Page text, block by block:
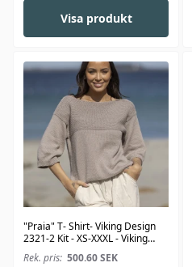
Visa produkt
"Praia" T- Shirt- Viking Design
2321-2 Kit - XS-XXXL - Viking
Bjørk
Rek. pris: 500.60SEK